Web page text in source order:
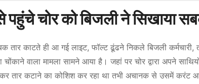
पहुंचे चोर को ब‍िजली ने स‍िखाया
तार काटते ही आ गई लाइट, फॉल्ट ढूंढने निकले बिजली कर्मचारी,
चोंकाने वाला मामला सामने आया है। जहां पर चोर द्वारा अपने
तार कटाने का कोशिश कर रहा था तभी अचानक से उसमें करंट